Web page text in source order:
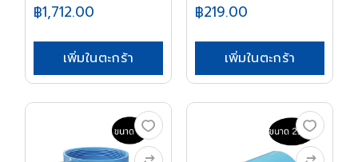
฿1,712.00
เพิ่มในตะกร้า
฿219.00
เพิ่มในตะกร้า